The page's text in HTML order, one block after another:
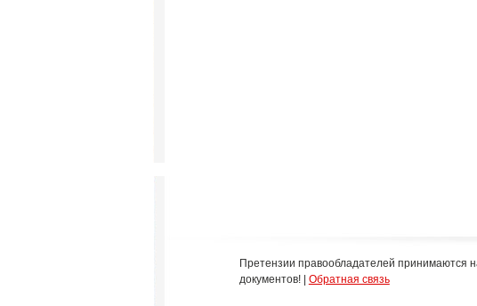
Претензии правообладателей принимаются
документов! | Обратная связь